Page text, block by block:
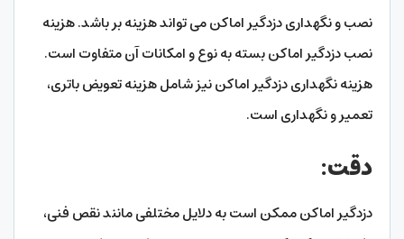
نصب و نگهداری دزدگیر اماکن می تواند هزینه بر باشد. هزینه
نصب دزدگیر اماکن بسته به نوع و امکانات آن متفاوت است.
هزینه نگهداری دزدگیر اماکن نیز شامل هزینه تعویض باتری،
تعمیر و نگهداری است.
دقت:
دزدگیر اماکن ممکن است به دلایل مختلفی مانند نقص فنی،